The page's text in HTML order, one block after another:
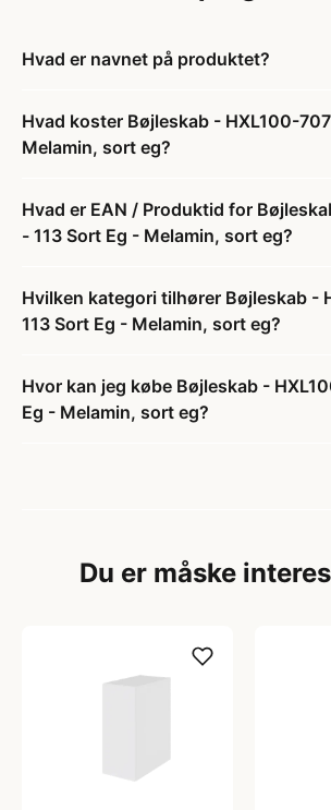
Hvad er navnet på produktet?
Hvad koster Bøjleskab - HXL100-
Melamin, sort eg?
Hvad er EAN / Produktid for
- 113 Sort Eg - Melamin, sort eg?
Hvilken kategori tilhører Bøjleskab -
113 Sort Eg - Melamin, sort eg?
Hvor kan jeg købe Bøjleskab -
Eg - Melamin, sort eg?
Du er måske